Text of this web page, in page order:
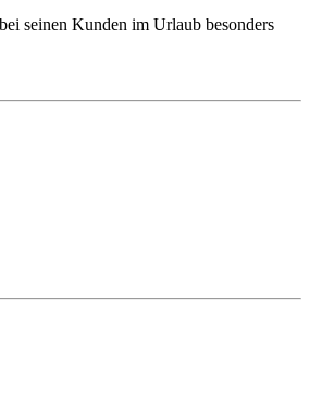
seinen Kunden im Urlaub besonders